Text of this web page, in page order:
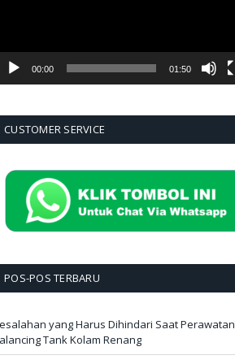
00:00 01:50
CUSTOMER SERVICE
POS-POS TERBARU
yang Harus Dihindari Saat Perawatan
Tank Kolam Renang